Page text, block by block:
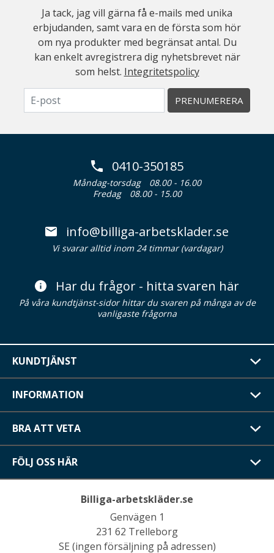
Ja tack, jag vill gärna få e-mails med unika
erbjudanden, samt vara en de första som hör
om nya produkter med begränsat antal. Du
kan enkelt avregistrera dig nyhetsbrevet när
som helst. Integritetspolicy
PRENUMERERA
0410-350185
Måndag-torsdag
08.00 - 16.00
Fredag
08.00 - 15.00
info@billiga-arbetsklader.se
Vi svarar alltid inom 24 timmar (vardagar)
Har du frågor - hitta svaren här
På våra kundtjänst-sidor hittar du svaren på många av de
vanligaste frågorna
KUNDTJÄNST
INFORMATION
BRA ATT VETA
FÖLJ OSS HÄR
Billiga-arbetskläder.se
Genvägen 1
231 62 Trelleborg
SE (ingen försäljning på adressen)